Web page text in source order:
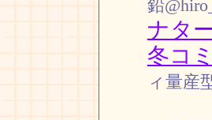
鉛
ナタ
冬コ
ィ量産